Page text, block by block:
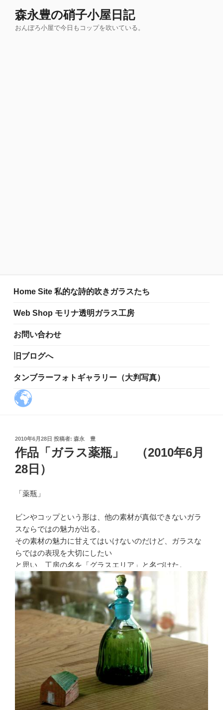
森永豊の硝子小屋日記
おんぼろ小屋で今日もコップを吹いている。
Home Site 私的な詩的吹きガラスたち
Web Shop モリナ透明ガラス工房
お問い合わせ
旧ブログへ
タンブラーフォトギャラリー（大判写真）
投
稿
2010年6月28日 投稿者: 森永 豊
作品「ガラス薬瓶」 （2010年6月
28日）
「薬瓶」
ビンやコップという形は、他の素材が真似できないガラ
スならではの魅力が出る。
その素材の魅力に甘えてはいけないのだけど、ガラスな
らではの表現を大切にしたい
と思い、工房の名を「グラスエリア」と名づけた。